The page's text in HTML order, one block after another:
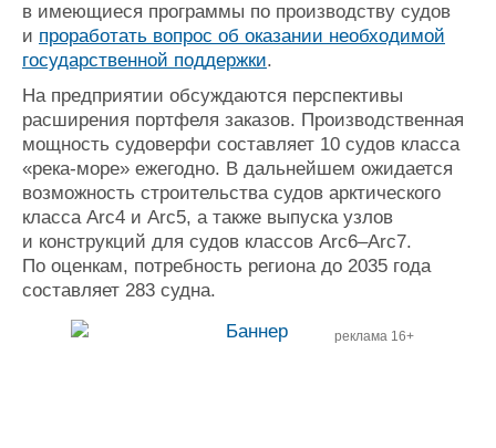
в имеющиеся программы по производству судов
и проработать вопрос об оказании необходимой
государственной поддержки.
На предприятии обсуждаются перспективы
расширения портфеля заказов. Производственная
мощность судоверфи составляет 10 судов класса
«река-море» ежегодно. В дальнейшем ожидается
возможность строительства судов арктического
класса Arc4 и Arc5, а также выпуска узлов
и конструкций для судов классов Arc6–Arc7.
По оценкам, потребность региона до 2035 года
составляет 283 судна.
реклама 16+